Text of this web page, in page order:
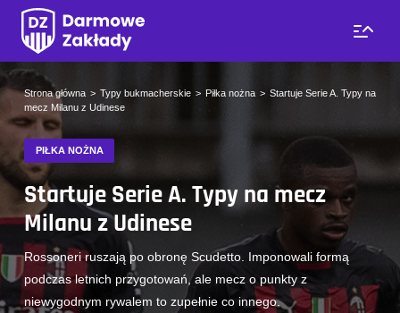
Strona główna Typy bukmacherskie Piłka nożna
Startuje Serie A. Typy na
mecz Milanu z Udinese
PIŁKA NOŻNA
Startuje Serie A. Typy na mecz
Milanu z Udinese
Rossoneri ruszają po obronę Scudetto. Imponowali formą
podczas letnich przygotowań, ale mecz o punkty z
niewygodnym rywalem to zupełnie co innego.